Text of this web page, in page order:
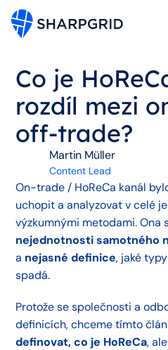
Co je
rozdíl mezi
off-trade?
Martin Müller
Content Lead
On-trade / HoReCa kanál
uchopit a analyzovat v celé
výzkumnými metodami. Ona
nejednotnosti samotného
a nejasné definice, jaké
spadá.
Protože se společnosti a
definicích, chceme tímto
definovat, co je HoReCa,